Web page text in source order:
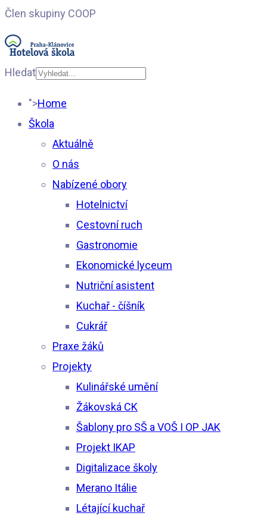
Člen skupiny COOP
Hledat
characters for results.
">Home
Škola
Aktuálně
O nás
Nabízené obory
Hotelnictví
Cestovní ruch
Gastronomie
Ekonomické lyceum
Nutriční asistent
Kuchař - číšník
Cukrář
Praxe žáků
Projekty
Kulinářské umění
Žákovská CK
Šablony pro SŠ a VOŠ I OP JAK
Projekt IKAP
Digitalizace školy
Merano Itálie
Létající kuchař